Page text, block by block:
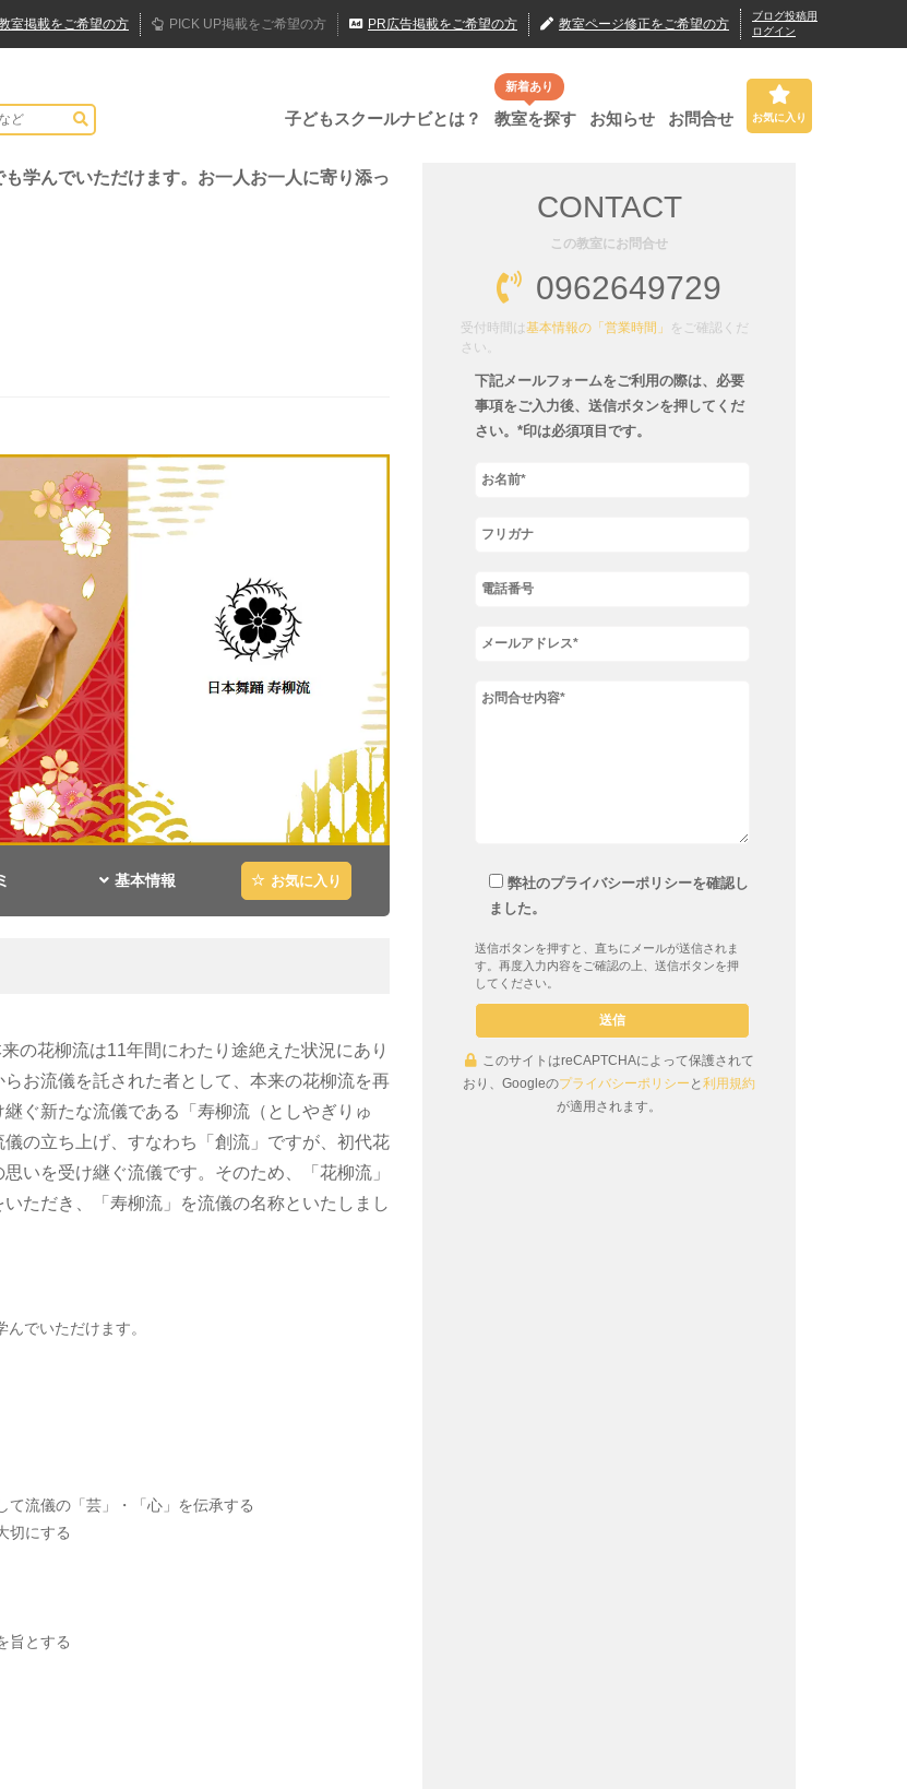
室掲載をご希望の方 PICK UP掲載をご希望の方 PR広告掲載をご希望の方 教室ページ修正をご希望の方
ブログ投稿用
ログイン
子どもスクールナビとは？
新着あり
教室を探す お知らせ お問合せ お気に入り
学んでいただけます。お一人お一人に寄り添っ
基本情報 お気に入り
の花柳流は11年間にわたり途絶えた状況にあり
お流儀を託された者として、本来の花柳流を再
ぐ新たな流儀である「寿柳流（としやぎりゅ
の立ち上げ、すなわち「創流」ですが、初代花
いを受け継ぐ流儀です。そのため、「花柳流」
ただき、「寿柳流」を流儀の名称といたしまし
でいただけます。
流儀の「芸」・「心」を伝承する
切にする
旨とする
CONTACT
この教室にお問合せ
0962649729
受付時間は基本情報の「営業時間」
をご確認くだ
さい。
下記メールフォームをご利用の際は、必要
事項をご入力後、送信ボタンを押してくだ
さい。*印は必須項目です。
弊社のプライバシーポリシーを確認し
ました。
送信ボタンを押すと、直ちにメールが送信されま
す。再度入力内容をご確認の上、送信ボタンを押
してください。
このサイトはreCAPTCHAによって保護されて
おり、Googleのプライバシーポリシー と 利用規約
が適用されます。